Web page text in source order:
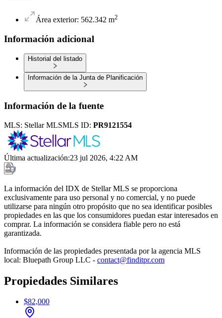
Área exterior: 562.342 m2
Información adicional
Historial del listado
Información de la Junta de Planificación
Información de la fuente
MLS: Stellar MLSMLS ID: PR9121554
Última actualización:23 jul 2026, 4:22 AM
La información del IDX de Stellar MLS se proporciona
exclusivamente para uso personal y no comercial, y no puede
utilizarse para ningún otro propósito que no sea identificar posibles
propiedades en las que los consumidores puedan estar interesados en
comprar. La información se considera fiable pero no está
garantizada.
Información de las propiedades presentada por la agencia MLS
local: Bluepath Group LLC - contact@finditpr.com
Propiedades Similares
$82,000